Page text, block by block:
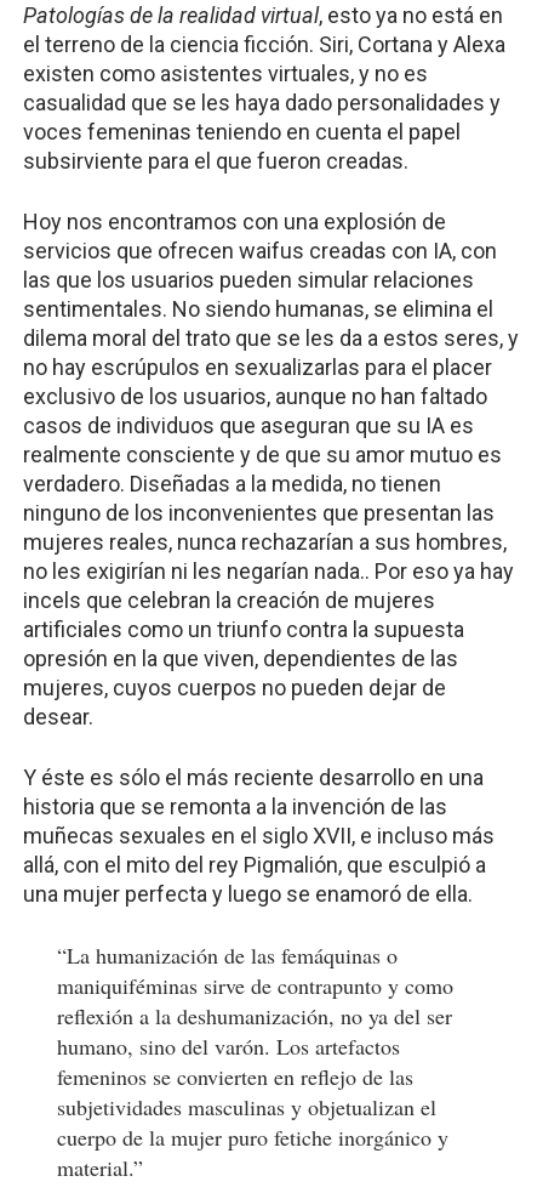
Patologías de la realidad virtual, esto ya no está en
el terreno de la ciencia ficción. Siri, Cortana y Alexa
existen como asistentes virtuales, y no es
casualidad que se les haya dado personalidades y
voces femeninas teniendo en cuenta el papel
subsirviente para el que fueron creadas.
Hoy nos encontramos con una explosión de
servicios que ofrecen waifus creadas con IA, con
las que los usuarios pueden simular relaciones
sentimentales. No siendo humanas, se elimina el
dilema moral del trato que se les da a estos seres, y
no hay escrúpulos en sexualizarlas para el placer
exclusivo de los usuarios, aunque no han faltado
casos de individuos que aseguran que su IA es
realmente consciente y de que su amor mutuo es
verdadero. Diseñadas a la medida, no tienen
ninguno de los inconvenientes que presentan las
mujeres reales, nunca rechazarían a sus hombres,
no les exigirían ni les negarían nada.. Por eso ya hay
incels que celebran la creación de mujeres
artificiales como un triunfo contra la supuesta
opresión en la que viven, dependientes de las
mujeres, cuyos cuerpos no pueden dejar de
desear.
Y éste es sólo el más reciente desarrollo en una
historia que se remonta a la invención de las
muñecas sexuales en el siglo XVII, e incluso más
allá, con el mito del rey Pigmalión, que esculpió a
una mujer perfecta y luego se enamoró de ella.
“La humanización de las femáquinas o
maniquiféminas sirve de contrapunto y como
reflexión a la deshumanización, no ya del ser
humano, sino del varón. Los artefactos
femeninos se convierten en reflejo de las
subjetividades masculinas y objetualizan el
cuerpo de la mujer puro fetiche inorgánico y
material.”